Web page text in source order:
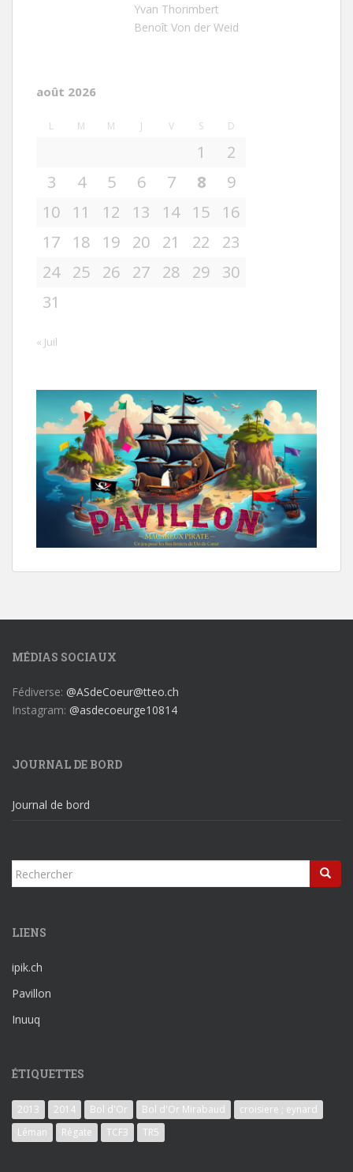
Yvan Thorimbert
Benoît Von der Weid
août 2026
L M M J V S D
1
2
3
4 5 6 7 8
9
10
11 12 13 14 15
16
17
18 19 20 21 22
23
24
25 26 27 28 29
30
31
« Juil
MÉDIAS SOCIAUX
Fédiverse: @ASdeCoeur@tteo.ch
Instagram: @asdecoeurge10814
JOURNAL DE BORD
Journal de bord
Rechercher...
LIENS
ipik.ch
Pavillon
Inuuq
ÉTIQUETTES
2013 2014 Bol d'Or Bol d'Or Mirabaud
croisiere ; eynard
Léman
Régate TCF3 TR5